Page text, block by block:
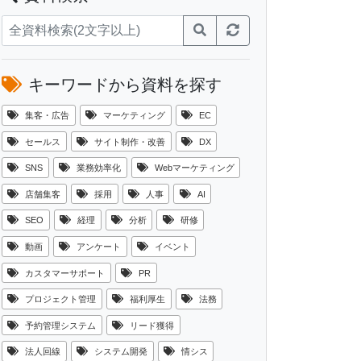
キーワードから資料を探す
集客・広告 マーケティング EC
セールス サイト制作・改善 DX
SNS 業務効率化 Webマーケティング
店舗集客 採用 人事 AI
SEO 経理 分析 研修
動画 アンケート イベント
カスタマーサポート PR
プロジェクト管理 福利厚生 法務
予約管理システム リード獲得
法人回線 システム開発 情シス